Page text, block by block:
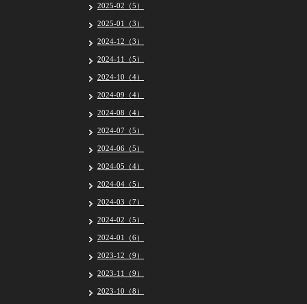
2025-02（5）
2025-01（3）
2024-12（3）
2024-11（5）
2024-10（4）
2024-09（4）
2024-08（4）
2024-07（5）
2024-06（5）
2024-05（4）
2024-04（5）
2024-03（7）
2024-02（5）
2024-01（6）
2023-12（9）
2023-11（9）
2023-10（8）